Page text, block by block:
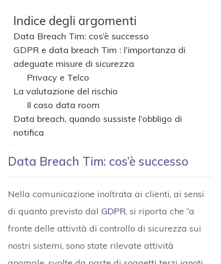
Indice degli argomenti
Data Breach Tim: cos’è successo
GDPR e data breach Tim : l’importanza di
adeguate misure di sicurezza
Privacy e Telco
La valutazione del rischio
Il caso data room
Data breach, quando sussiste l’obbligo di
notifica
Data Breach Tim: cos’è successo
Nella comunicazione inoltrata ai clienti, ai sensi
di quanto previsto dal GDPR, si riporta che “a
fronte delle attività di controllo di sicurezza sui
nostri sistemi, sono state rilevate attività